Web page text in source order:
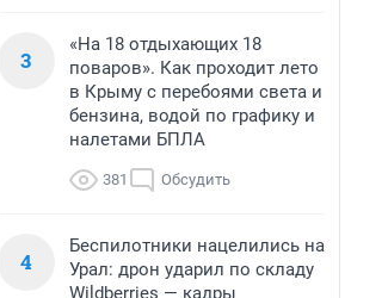
3
«На 18 отдыхающих 18
поваров». Как проходит лето
в Крыму с перебоями света и
бензина, водой по графику и
налетами БПЛА
381 Обсудить
4
Беспилотники нацелились на
Урал: дрон ударил по складу
Wildberries — кадры